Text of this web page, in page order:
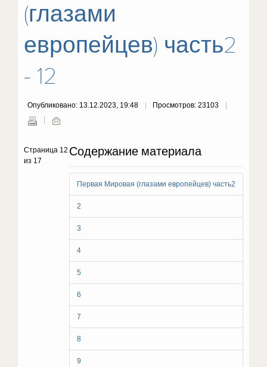
(глазами
европейцев) часть2
- 12
Опубликовано: 13.12.2023, 19:48 Просмотров: 23103
Содержание материала
Первая Мировая (глазами европейцев) часть2
2
3
4
5
6
7
8
9
Страница 12
из 17